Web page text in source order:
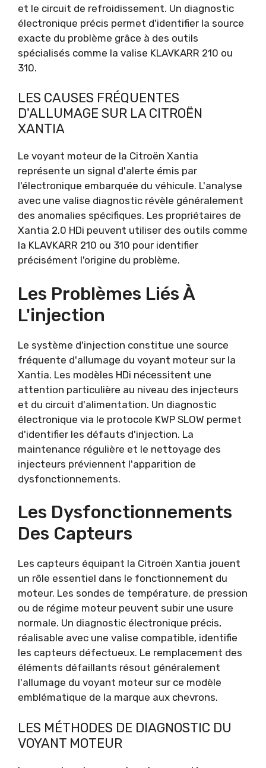
et le circuit de refroidissement. Un diagnostic
électronique précis permet d'identifier la source
exacte du problème grâce à des outils
spécialisés comme la valise KLAVKARR 210 ou
310.
LES CAUSES FRÉQUENTES
D'ALLUMAGE SUR LA CITROËN
XANTIA
Le voyant moteur de la Citroën Xantia
représente un signal d'alerte émis par
l'électronique embarquée du véhicule. L'analyse
avec une valise diagnostic révèle généralement
des anomalies spécifiques. Les propriétaires de
Xantia 2.0 HDi peuvent utiliser des outils comme
la KLAVKARR 210 ou 310 pour identifier
précisément l'origine du problème.
Les Problèmes Liés À
L'injection
Le système d'injection constitue une source
fréquente d'allumage du voyant moteur sur la
Xantia. Les modèles HDi nécessitent une
attention particulière au niveau des injecteurs
et du circuit d'alimentation. Un diagnostic
électronique via le protocole KWP SLOW permet
d'identifier les défauts d'injection. La
maintenance régulière et le nettoyage des
injecteurs préviennent l'apparition de
dysfonctionnements.
Les Dysfonctionnements
Des Capteurs
Les capteurs équipant la Citroën Xantia jouent
un rôle essentiel dans le fonctionnement du
moteur. Les sondes de température, de pression
ou de régime moteur peuvent subir une usure
normale. Un diagnostic électronique précis,
réalisable avec une valise compatible, identifie
les capteurs défectueux. Le remplacement des
éléments défaillants résout généralement
l'allumage du voyant moteur sur ce modèle
emblématique de la marque aux chevrons.
LES MÉTHODES DE DIAGNOSTIC DU
VOYANT MOTEUR